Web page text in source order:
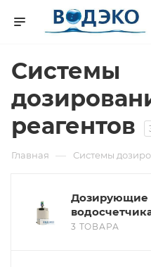
Системы
реагентов
Главная — Системы
Дозирующие
3 ТОВАРА